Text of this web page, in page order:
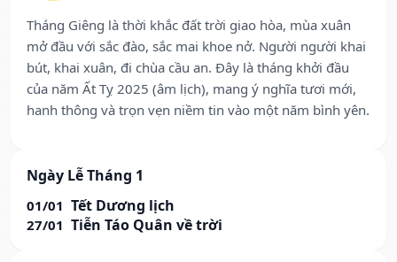
Tháng Giêng là thời khắc đất trời giao hòa, mùa xuân
mở đầu với sắc đào, sắc mai khoe nở. Người người khai
bút, khai xuân, đi chùa cầu an. Đây là tháng khởi đầu
của năm Ất Tỵ 2025 (âm lịch), mang ý nghĩa tươi mới,
hanh thông và trọn vẹn niềm tin vào một năm bình yên.
Ngày Lễ Tháng 1
01/01 Tết Dương lịch
27/01 Tiễn Táo Quân về trời